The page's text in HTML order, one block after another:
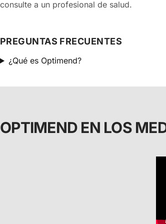
consulte a un profesional de salud.
PREGUNTAS FRECUENTES
¿Qué es Optimend?
OPTIMEND EN LOS